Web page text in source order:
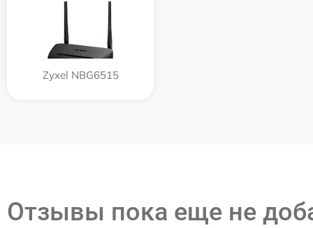
Zyxel NBG6515
Отзывы пока еще не